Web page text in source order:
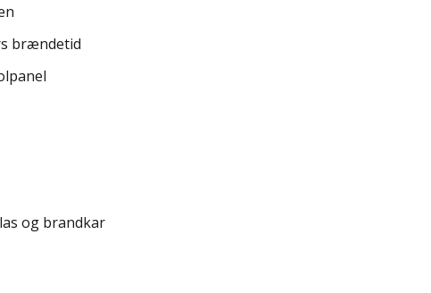
brændetid
og brandkar